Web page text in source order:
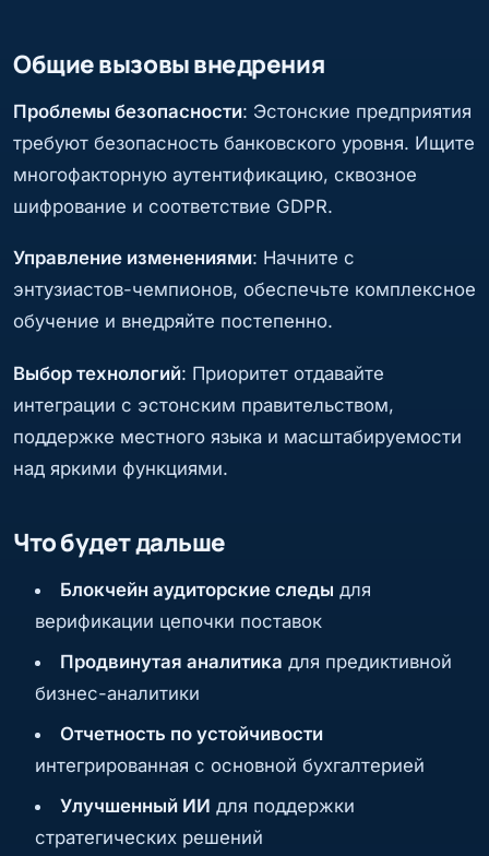
Общие вызовы внедрения
Проблемы безопасности: Эстонские предприятия
требуют безопасность банковского уровня. Ищите
многофакторную аутентификацию, сквозное
шифрование и соответствие GDPR.
Управление изменениями: Начните с
энтузиастов-чемпионов, обеспечьте комплексное
обучение и внедряйте постепенно.
Выбор технологий: Приоритет отдавайте
интеграции с эстонским правительством,
поддержке местного языка и масштабируемости
над яркими функциями.
Что будет дальше
Блокчейн аудиторские следы для
верификации цепочки поставок
Продвинутая аналитика для предиктивной
бизнес-аналитики
Отчетность по устойчивости
интегрированная с основной бухгалтерией
Улучшенный ИИ для поддержки
стратегических решений